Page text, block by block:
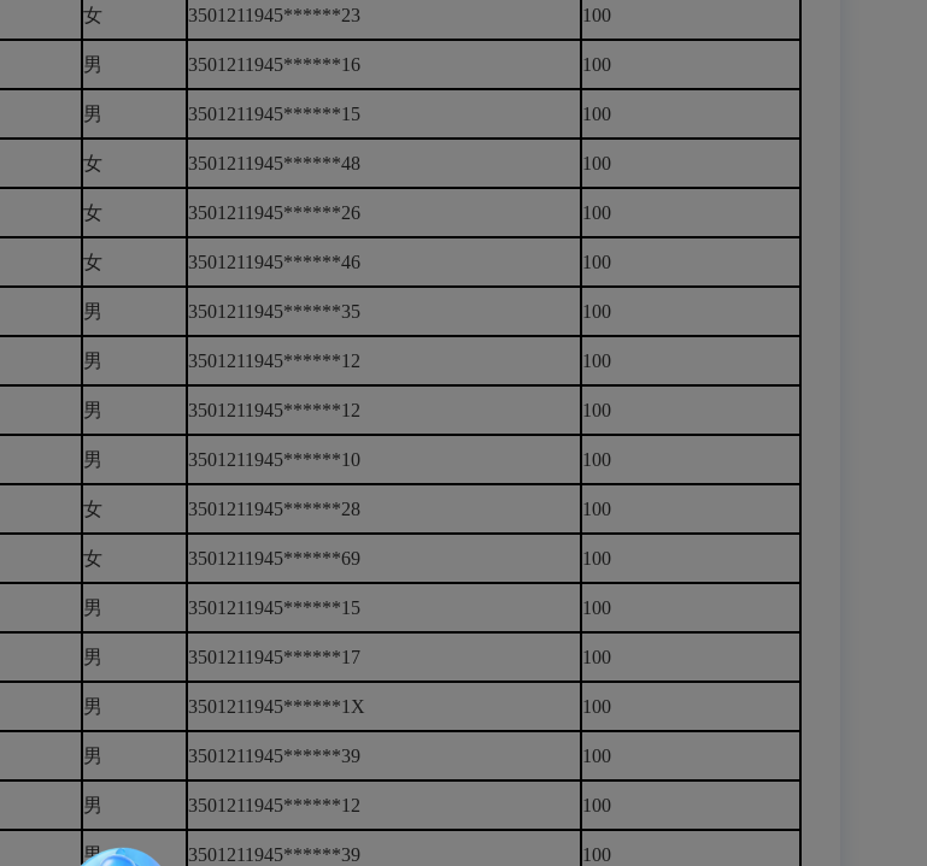
女 3501211945******23 100
男 3501211945******16 100
男 3501211945******15 100
女 3501211945******48 100
女 3501211945******26 100
女 3501211945******46 100
男 3501211945******35 100
男 3501211945******12 100
男 3501211945******12 100
男 3501211945******10 100
女 3501211945******28 100
女 3501211945******69 100
男 3501211945******15 100
男 3501211945******17 100
男 3501211945******1X 100
男 3501211945******39 100
男 3501211945******12 100
男 3501211945******39 100